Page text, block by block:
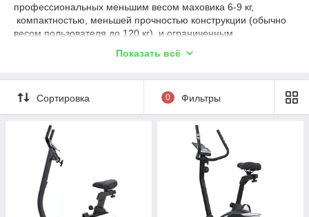
профессиональных меньшим весом маховика 6-9 кг,
компактностью, меньшей прочностью конструкции (обычно
весом пользователя до 120 кг) и ограниченным
Показать всё
Сортировка 0 Фильтры